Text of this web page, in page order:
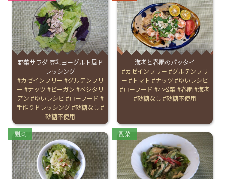
野菜サラダ 豆乳ヨーグルト風ド
レッシング
Tags:
カゼインフリー
グルテンフリ
ー
ナッツ ビーガン
ベジタリ
アン
ゆいレシピ ローフード
手作りドレッシング 砂糖なし
砂糖不使用
海老と春雨のパッタイ
Tags:
カゼインフリー
グルテンフリ
ー
トマト ナッツ
ゆいレシピ
ローフード
小松菜 春雨
海老
砂糖なし
砂糖不使用
Categories:
副菜 Categories:
副菜